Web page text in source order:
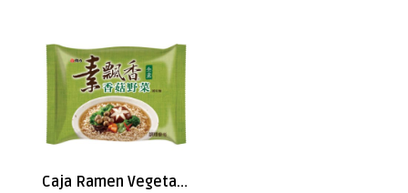
Caja Ramen Vegetal Champiñón 80gx30 WeiLih